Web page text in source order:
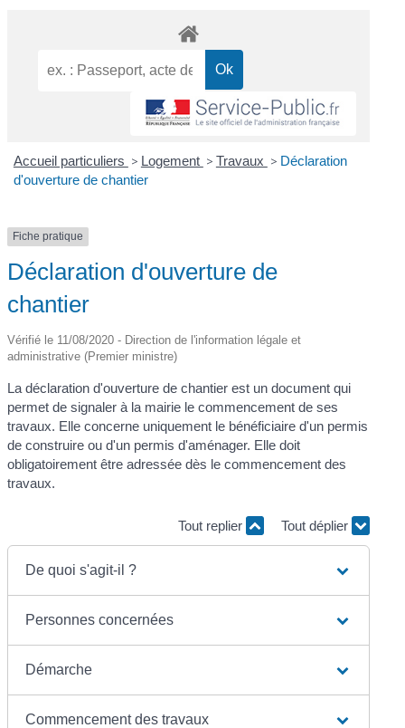
Accueil particuliers > Logement > Travaux > Déclaration
d'ouverture de chantier
Fiche pratique
Déclaration d'ouverture de
chantier
Vérifié le 11/08/2020 - Direction de l'information légale et
administrative (Premier ministre)
La déclaration d'ouverture de chantier est un document qui
permet de signaler à la mairie le commencement de ses
travaux. Elle concerne uniquement le bénéficiaire d'un permis
de construire ou d'un permis d'aménager. Elle doit
obligatoirement être adressée dès le commencement des
travaux.
Tout replier Tout déplier
De quoi s'agit-il ?
Personnes concernées
Démarche
Commencement des travaux